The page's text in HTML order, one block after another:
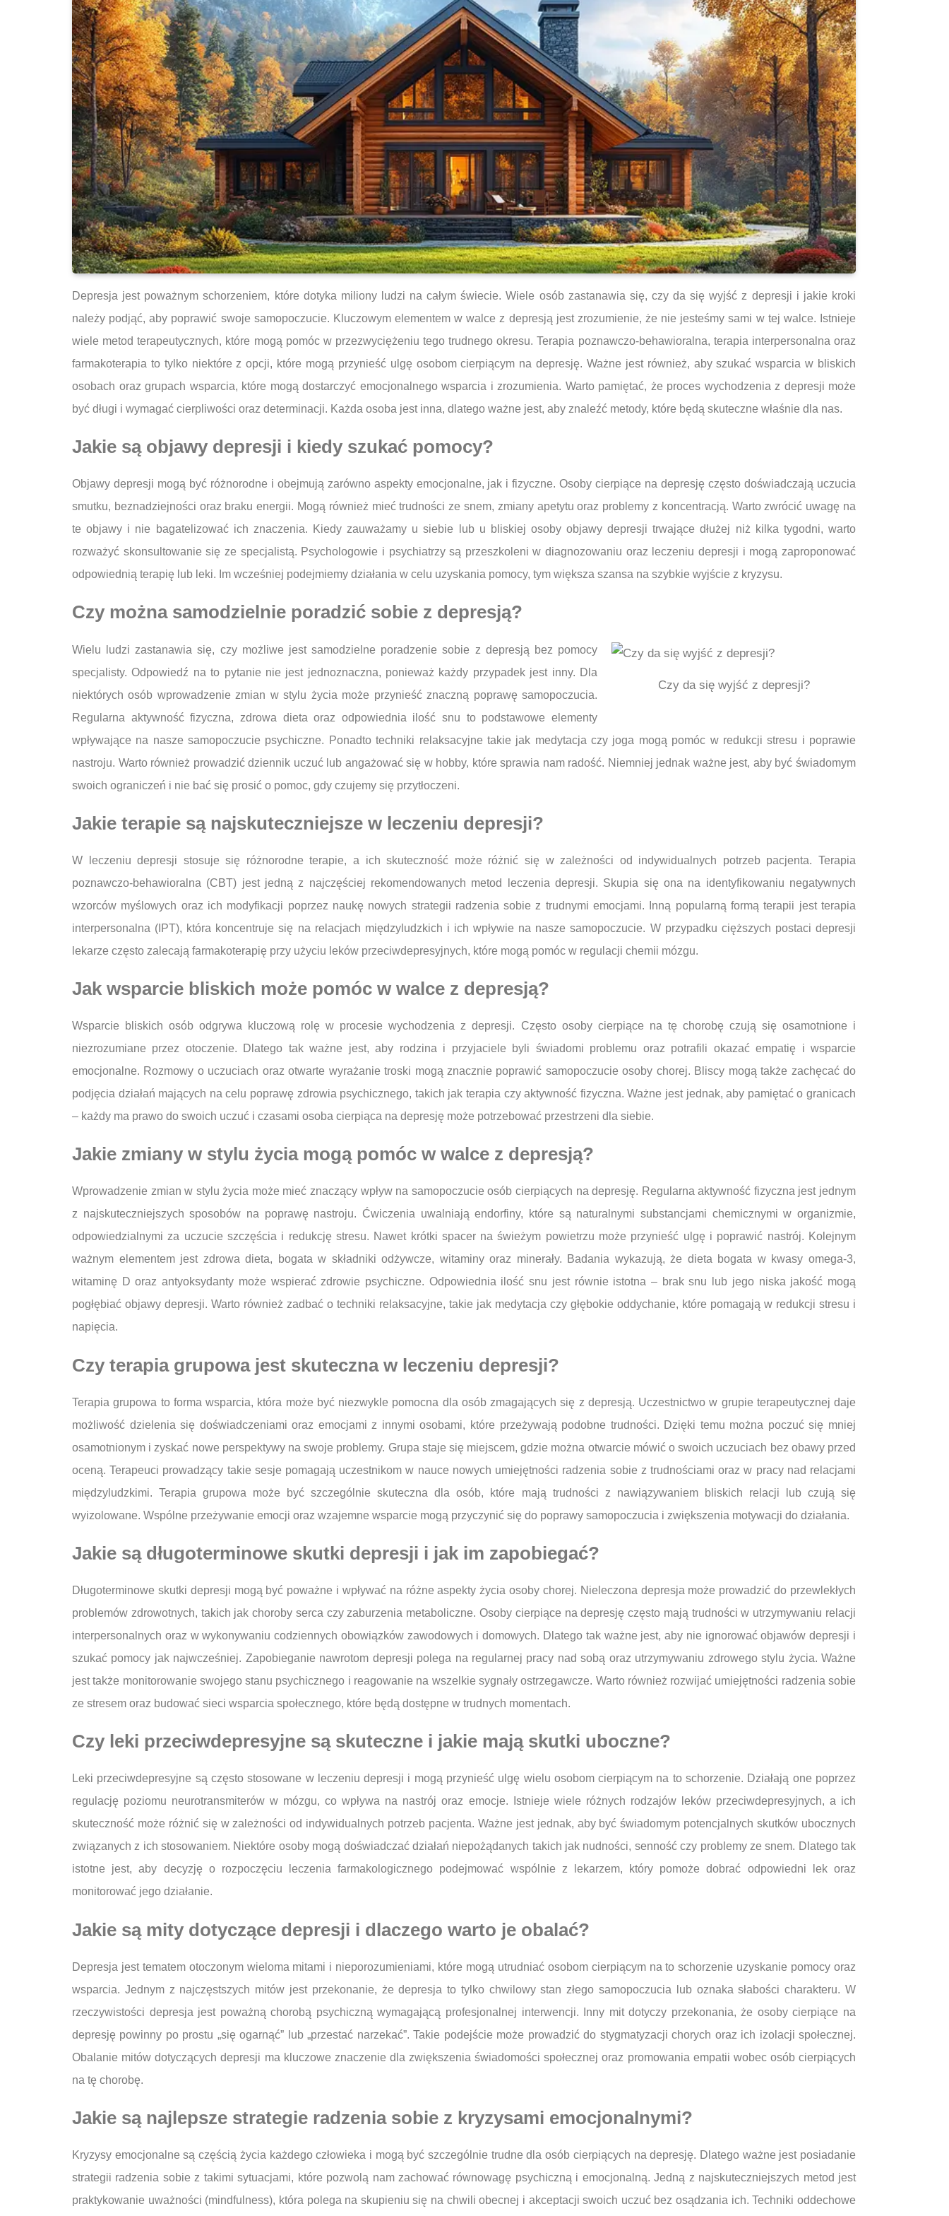
Depresja jest poważnym schorzeniem, które dotyka miliony ludzi na całym świecie. Wiele osób zastanawia się, czy da się wyjść z depresji i jakie kroki
należy podjąć, aby poprawić swoje samopoczucie. Kluczowym elementem w walce z depresją jest zrozumienie, że nie jesteśmy sami w tej walce. Istnieje
wiele metod terapeutycznych, które mogą pomóc w przezwyciężeniu tego trudnego okresu. Terapia poznawczo-behawioralna, terapia interpersonalna oraz
farmakoterapia to tylko niektóre z opcji, które mogą przynieść ulgę osobom cierpiącym na depresję. Ważne jest również, aby szukać wsparcia w bliskich
osobach oraz grupach wsparcia, które mogą dostarczyć emocjonalnego wsparcia i zrozumienia. Warto pamiętać, że proces wychodzenia z depresji może
być długi i wymagać cierpliwości oraz determinacji. Każda osoba jest inna, dlatego ważne jest, aby znaleźć metody, które będą skuteczne właśnie dla nas.
Jakie są objawy depresji i kiedy szukać pomocy?
Objawy depresji mogą być różnorodne i obejmują zarówno aspekty emocjonalne, jak i fizyczne. Osoby cierpiące na depresję często doświadczają uczucia
smutku, beznadziejności oraz braku energii. Mogą również mieć trudności ze snem, zmiany apetytu oraz problemy z koncentracją. Warto zwrócić uwagę na
te objawy i nie bagatelizować ich znaczenia. Kiedy zauważamy u siebie lub u bliskiej osoby objawy depresji trwające dłużej niż kilka tygodni, warto
rozważyć skonsultowanie się ze specjalistą. Psychologowie i psychiatrzy są przeszkoleni w diagnozowaniu oraz leczeniu depresji i mogą zaproponować
odpowiednią terapię lub leki. Im wcześniej podejmiemy działania w celu uzyskania pomocy, tym większa szansa na szybkie wyjście z kryzysu.
Czy można samodzielnie poradzić sobie z depresją?
Czy da się wyjść z depresji?
Wielu ludzi zastanawia się, czy możliwe jest samodzielne poradzenie sobie z depresją bez pomocy
specjalisty. Odpowiedź na to pytanie nie jest jednoznaczna, ponieważ każdy przypadek jest inny. Dla
niektórych osób wprowadzenie zmian w stylu życia może przynieść znaczną poprawę samopoczucia.
Regularna aktywność fizyczna, zdrowa dieta oraz odpowiednia ilość snu to podstawowe elementy
wpływające na nasze samopoczucie psychiczne. Ponadto techniki relaksacyjne takie jak medytacja czy joga mogą pomóc w redukcji stresu i poprawie
nastroju. Warto również prowadzić dziennik uczuć lub angażować się w hobby, które sprawia nam radość. Niemniej jednak ważne jest, aby być świadomym
swoich ograniczeń i nie bać się prosić o pomoc, gdy czujemy się przytłoczeni.
Jakie terapie są najskuteczniejsze w leczeniu depresji?
W leczeniu depresji stosuje się różnorodne terapie, a ich skuteczność może różnić się w zależności od indywidualnych potrzeb pacjenta. Terapia
poznawczo-behawioralna (CBT) jest jedną z najczęściej rekomendowanych metod leczenia depresji. Skupia się ona na identyfikowaniu negatywnych
wzorców myślowych oraz ich modyfikacji poprzez naukę nowych strategii radzenia sobie z trudnymi emocjami. Inną popularną formą terapii jest terapia
interpersonalna (IPT), która koncentruje się na relacjach międzyludzkich i ich wpływie na nasze samopoczucie. W przypadku cięższych postaci depresji
lekarze często zalecają farmakoterapię przy użyciu leków przeciwdepresyjnych, które mogą pomóc w regulacji chemii mózgu.
Jak wsparcie bliskich może pomóc w walce z depresją?
Wsparcie bliskich osób odgrywa kluczową rolę w procesie wychodzenia z depresji. Często osoby cierpiące na tę chorobę czują się osamotnione i
niezrozumiane przez otoczenie. Dlatego tak ważne jest, aby rodzina i przyjaciele byli świadomi problemu oraz potrafili okazać empatię i wsparcie
emocjonalne. Rozmowy o uczuciach oraz otwarte wyrażanie troski mogą znacznie poprawić samopoczucie osoby chorej. Bliscy mogą także zachęcać do
podjęcia działań mających na celu poprawę zdrowia psychicznego, takich jak terapia czy aktywność fizyczna. Ważne jest jednak, aby pamiętać o granicach
– każdy ma prawo do swoich uczuć i czasami osoba cierpiąca na depresję może potrzebować przestrzeni dla siebie.
Jakie zmiany w stylu życia mogą pomóc w walce z depresją?
Wprowadzenie zmian w stylu życia może mieć znaczący wpływ na samopoczucie osób cierpiących na depresję. Regularna aktywność fizyczna jest jednym
z najskuteczniejszych sposobów na poprawę nastroju. Ćwiczenia uwalniają endorfiny, które są naturalnymi substancjami chemicznymi w organizmie,
odpowiedzialnymi za uczucie szczęścia i redukcję stresu. Nawet krótki spacer na świeżym powietrzu może przynieść ulgę i poprawić nastrój. Kolejnym
ważnym elementem jest zdrowa dieta, bogata w składniki odżywcze, witaminy oraz minerały. Badania wykazują, że dieta bogata w kwasy omega-3,
witaminę D oraz antyoksydanty może wspierać zdrowie psychiczne. Odpowiednia ilość snu jest równie istotna – brak snu lub jego niska jakość mogą
pogłębiać objawy depresji. Warto również zadbać o techniki relaksacyjne, takie jak medytacja czy głębokie oddychanie, które pomagają w redukcji stresu i
napięcia.
Czy terapia grupowa jest skuteczna w leczeniu depresji?
Terapia grupowa to forma wsparcia, która może być niezwykle pomocna dla osób zmagających się z depresją. Uczestnictwo w grupie terapeutycznej daje
możliwość dzielenia się doświadczeniami oraz emocjami z innymi osobami, które przeżywają podobne trudności. Dzięki temu można poczuć się mniej
osamotnionym i zyskać nowe perspektywy na swoje problemy. Grupa staje się miejscem, gdzie można otwarcie mówić o swoich uczuciach bez obawy przed
oceną. Terapeuci prowadzący takie sesje pomagają uczestnikom w nauce nowych umiejętności radzenia sobie z trudnościami oraz w pracy nad relacjami
międzyludzkimi. Terapia grupowa może być szczególnie skuteczna dla osób, które mają trudności z nawiązywaniem bliskich relacji lub czują się
wyizolowane. Wspólne przeżywanie emocji oraz wzajemne wsparcie mogą przyczynić się do poprawy samopoczucia i zwiększenia motywacji do działania.
Jakie są długoterminowe skutki depresji i jak im zapobiegać?
Długoterminowe skutki depresji mogą być poważne i wpływać na różne aspekty życia osoby chorej. Nieleczona depresja może prowadzić do przewlekłych
problemów zdrowotnych, takich jak choroby serca czy zaburzenia metaboliczne. Osoby cierpiące na depresję często mają trudności w utrzymywaniu relacji
interpersonalnych oraz w wykonywaniu codziennych obowiązków zawodowych i domowych. Dlatego tak ważne jest, aby nie ignorować objawów depresji i
szukać pomocy jak najwcześniej. Zapobieganie nawrotom depresji polega na regularnej pracy nad sobą oraz utrzymywaniu zdrowego stylu życia. Ważne
jest także monitorowanie swojego stanu psychicznego i reagowanie na wszelkie sygnały ostrzegawcze. Warto również rozwijać umiejętności radzenia sobie
ze stresem oraz budować sieci wsparcia społecznego, które będą dostępne w trudnych momentach.
Czy leki przeciwdepresyjne są skuteczne i jakie mają skutki uboczne?
Leki przeciwdepresyjne są często stosowane w leczeniu depresji i mogą przynieść ulgę wielu osobom cierpiącym na to schorzenie. Działają one poprzez
regulację poziomu neurotransmiterów w mózgu, co wpływa na nastrój oraz emocje. Istnieje wiele różnych rodzajów leków przeciwdepresyjnych, a ich
skuteczność może różnić się w zależności od indywidualnych potrzeb pacjenta. Ważne jest jednak, aby być świadomym potencjalnych skutków ubocznych
związanych z ich stosowaniem. Niektóre osoby mogą doświadczać działań niepożądanych takich jak nudności, senność czy problemy ze snem. Dlatego tak
istotne jest, aby decyzję o rozpoczęciu leczenia farmakologicznego podejmować wspólnie z lekarzem, który pomoże dobrać odpowiedni lek oraz
monitorować jego działanie.
Jakie są mity dotyczące depresji i dlaczego warto je obalać?
Depresja jest tematem otoczonym wieloma mitami i nieporozumieniami, które mogą utrudniać osobom cierpiącym na to schorzenie uzyskanie pomocy oraz
wsparcia. Jednym z najczęstszych mitów jest przekonanie, że depresja to tylko chwilowy stan złego samopoczucia lub oznaka słabości charakteru. W
rzeczywistości depresja jest poważną chorobą psychiczną wymagającą profesjonalnej interwencji. Inny mit dotyczy przekonania, że osoby cierpiące na
depresję powinny po prostu „się ogarnąć” lub „przestać narzekać”. Takie podejście może prowadzić do stygmatyzacji chorych oraz ich izolacji społecznej.
Obalanie mitów dotyczących depresji ma kluczowe znaczenie dla zwiększenia świadomości społecznej oraz promowania empatii wobec osób cierpiących
na tę chorobę.
Jakie są najlepsze strategie radzenia sobie z kryzysami emocjonalnymi?
Kryzysy emocjonalne są częścią życia każdego człowieka i mogą być szczególnie trudne dla osób cierpiących na depresję. Dlatego ważne jest posiadanie
strategii radzenia sobie z takimi sytuacjami, które pozwolą nam zachować równowagę psychiczną i emocjonalną. Jedną z najskuteczniejszych metod jest
praktykowanie uważności (mindfulness), która polega na skupieniu się na chwili obecnej i akceptacji swoich uczuć bez osądzania ich. Techniki oddechowe